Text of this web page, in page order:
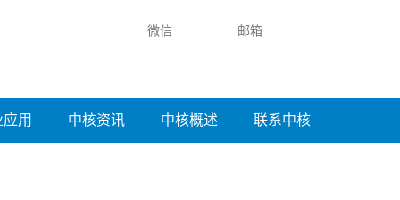
微信 邮箱
用 中核资讯 中核概述 联系中核